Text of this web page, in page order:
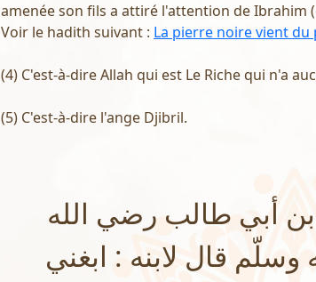
amenée son fils a attiré l'attention de Ibrahim
Voir le hadith suivant : La pierre noire vient du
(4) C'est-à-dire Allah qui est Le Riche qui n'a
(5) C'est-à-dire l'ange Djibril.
أبي طالب رضي الله
وسلّم قال لابنه : ابغني